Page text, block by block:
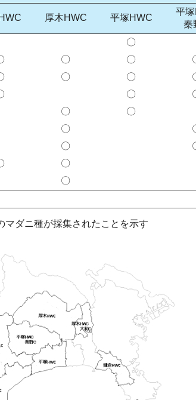
厚木HWC 平塚HWC
平
秦
〇
〇 〇
〇 〇
〇
〇 〇
〇
〇
〇
〇
ダニ種が採集されたことを示す